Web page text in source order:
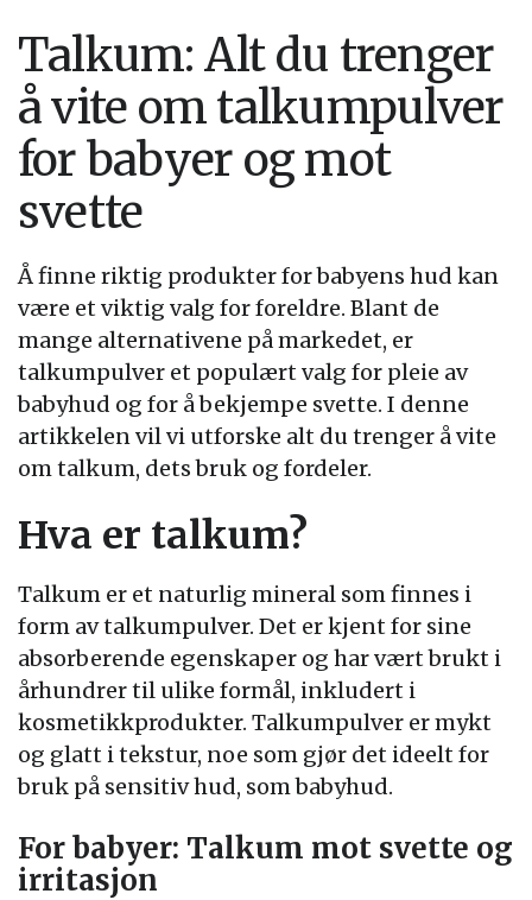
Talkum: Alt du trenger
å vite om talkumpulver
for babyer og mot
svette
Å finne riktig produkter for babyens hud kan
være et viktig valg for foreldre. Blant de
mange alternativene på markedet, er
talkumpulver et populært valg for pleie av
babyhud og for å bekjempe svette. I denne
artikkelen vil vi utforske alt du trenger å vite
om talkum, dets bruk og fordeler.
Hva er talkum?
Talkum er et naturlig mineral som finnes i
form av talkumpulver. Det er kjent for sine
absorberende egenskaper og har vært brukt i
århundrer til ulike formål, inkludert i
kosmetikkprodukter. Talkumpulver er mykt
og glatt i tekstur, noe som gjør det ideelt for
bruk på sensitiv hud, som babyhud.
For babyer: Talkum mot svette og
irritasjon